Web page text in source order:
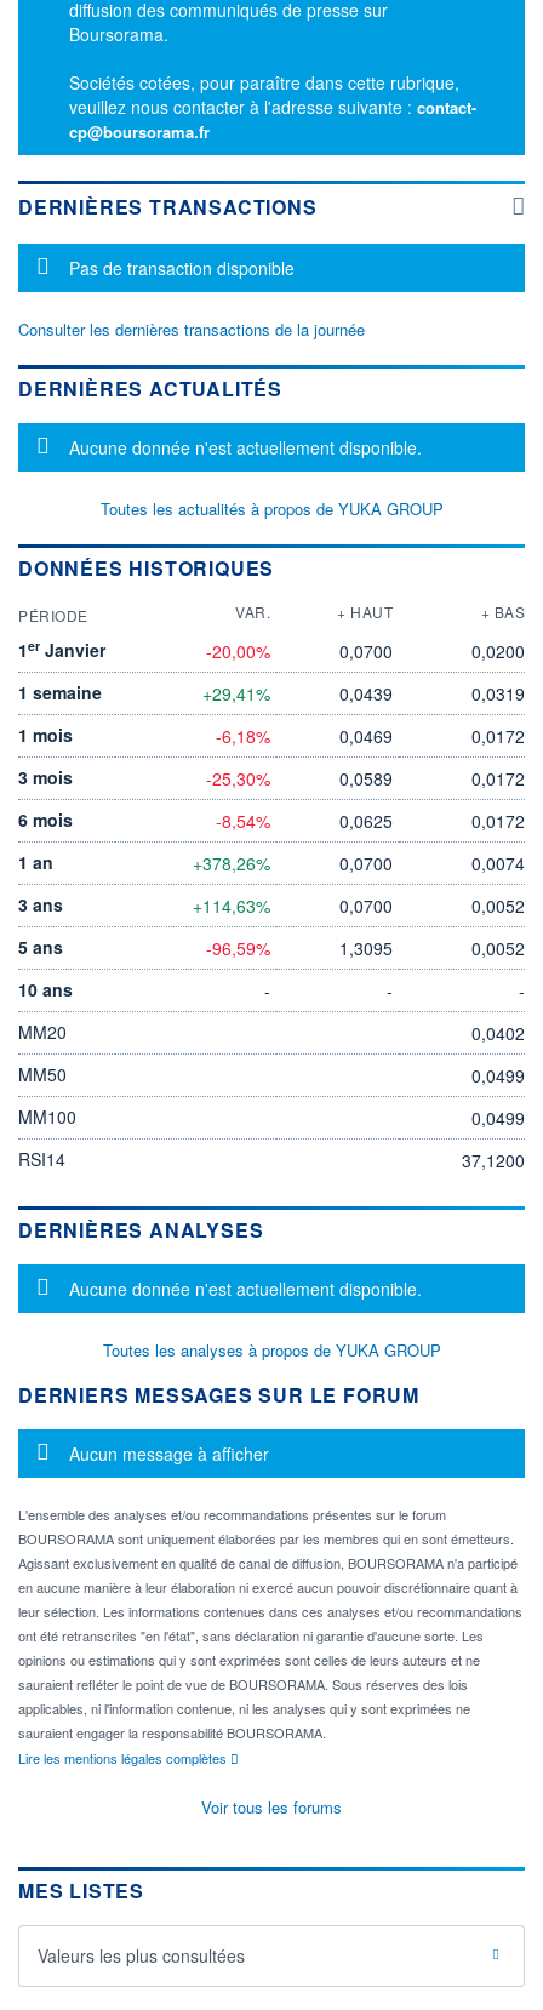
diffusion des communiqués de presse sur
Boursorama.
Sociétés cotées, pour paraître dans cette rubrique,
veuillez nous contacter à l'adresse suivante : contact-
cp@boursorama.fr
DERNIÈRES TRANSACTIONS
Message d'information
Pas de transaction disponible
Consulter les dernières transactions de la journée
DERNIÈRES ACTUALITÉS
Message d'information
Aucune donnée n'est actuellement disponible.
Toutes les actualités à propos de YUKA GROUP
DONNÉES HISTORIQUES
PÉRIODE VAR. + HAUT + BAS
1er Janvier -20,00% 0,0700
0,0200
1 semaine
+29,41% 0,0439
0,0319
1 mois
-6,18% 0,0469
0,0172
3 mois
-25,30% 0,0589
0,0172
6 mois
-8,54% 0,0625
0,0172
1 an
+378,26% 0,0700
0,0074
3 ans
+114,63% 0,0700
0,0052
5 ans
-96,59% 1,3095
0,0052
10 ans
- -
-
MM20
0,0402
MM50
0,0499
MM100
0,0499
RSI14
37,1200
DERNIÈRES ANALYSES
Message d'information
Aucune donnée n'est actuellement disponible.
Toutes les analyses à propos de YUKA GROUP
DERNIERS MESSAGES SUR LE FORUM
Message d'information
Aucun message à afficher
L'ensemble des analyses et/ou recommandations présentes sur le forum
BOURSORAMA sont uniquement élaborées par les membres qui en sont émetteurs.
Agissant exclusivement en qualité de canal de diffusion, BOURSORAMA n'a participé
en aucune manière à leur élaboration ni exercé aucun pouvoir discrétionnaire quant à
leur sélection. Les informations contenues dans ces analyses et/ou recommandations
ont été retranscrites "en l'état", sans déclaration ni garantie d'aucune sorte. Les
opinions ou estimations qui y sont exprimées sont celles de leurs auteurs et ne
sauraient refléter le point de vue de BOURSORAMA. Sous réserves des lois
applicables, ni l'information contenue, ni les analyses qui y sont exprimées ne
sauraient engager la responsabilité BOURSORAMA.
Lire les mentions légales complètes
Voir tous les forums
MES LISTES
Valeurs les plus consultées